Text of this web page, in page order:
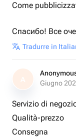
Come
Спасибо! Все
Tradurre in
A
Giugno
Servizio di
Qualità-prezzo
Consegna